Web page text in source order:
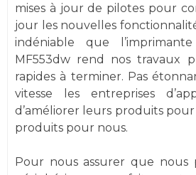
mises à jour de pilotes pour
jour les nouvelles
indéniable que l’imprimante
MF553dw rend nos travaux
rapides à terminer. Pas
vitesse les entreprises
d’améliorer leurs produits
produits pour nous.
Pour nous assurer que nous